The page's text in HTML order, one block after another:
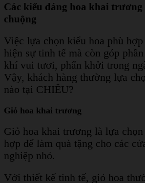
Các kiểu dáng hoa khai trương
chuộng
Việc lựa chọn kiểu hoa phù
hiện sự tinh tế mà còn góp
khí vui tươi, phấn khởi trong
Vậy, khách hàng thường lựa
nào tại CHIÊU?
Giỏ hoa khai trương
Giỏ hoa khai trương là lựa
hợp để làm quà tặng cho các
nghiệp nhỏ.
Với thiết kế tinh tế, giỏ hoa